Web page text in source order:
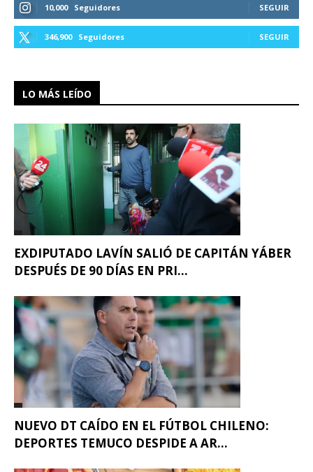
10,000 Seguidores SEGUIR
346,900 Seguidores SEGUIR
LO MÁS LEÍDO
EXDIPUTADO LAVÍN SALIÓ DE CAPITÁN YÁBER
DESPUÉS DE 90 DÍAS EN PRI...
NUEVO DT CAÍDO EN EL FÚTBOL CHILENO:
DEPORTES TEMUCO DESPIDE A AR...